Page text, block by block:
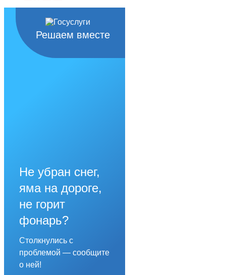
Решаем вместе
Не убран снег,
яма на дороге,
не горит
фонарь?
Столкнулись с
проблемой — сообщите
о ней!